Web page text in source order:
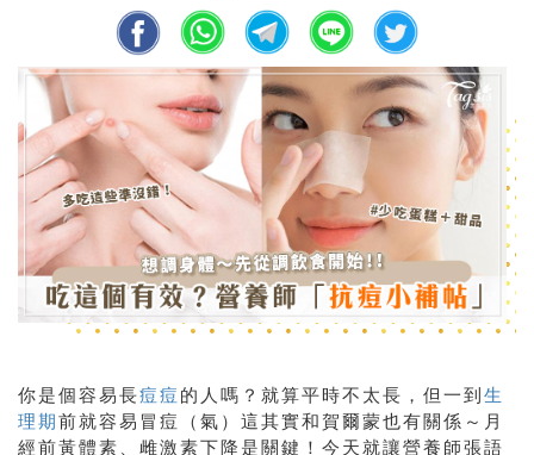
你是個容易長痘痘 的人嗎？就算平時不太長，但一到 生
理期前就容易冒痘（氣）這其實和賀爾蒙也有關係～月
經前黃體素、雌激素下降是關鍵！今天就讓營養師張語